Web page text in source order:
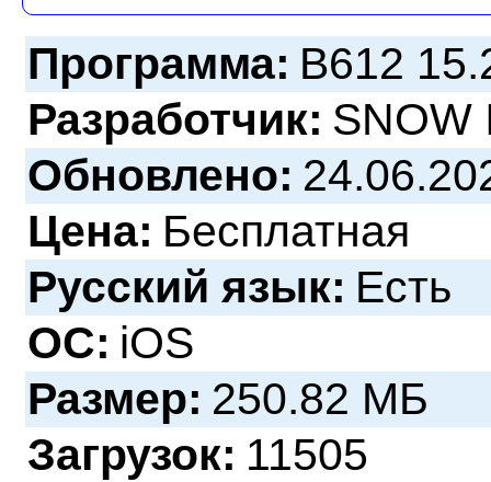
Программа: B612
Разработчик: SNOW
Обновлено:
Цена: Бесплатная
Русский язык: Есть
ОС: iOS
Размер: 250.82 МБ
Загрузок: 11505